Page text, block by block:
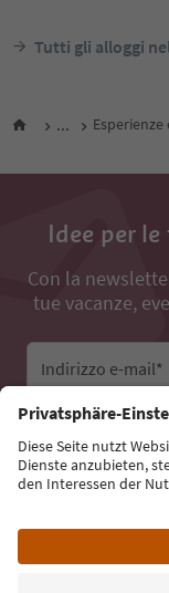
Tutti gli alloggi
...
Idee per
Con la
tue vacanze,
Indirizzo e-mail*